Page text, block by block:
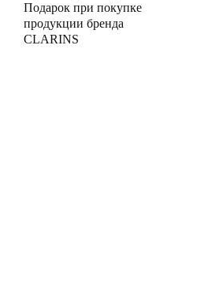
Подарок при покупке
продукции бренда
CLARINS